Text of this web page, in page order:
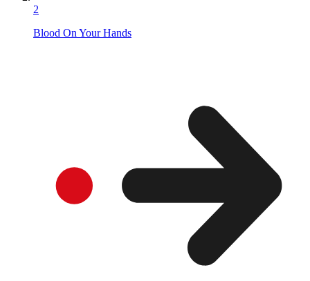
2
Blood On Your Hands